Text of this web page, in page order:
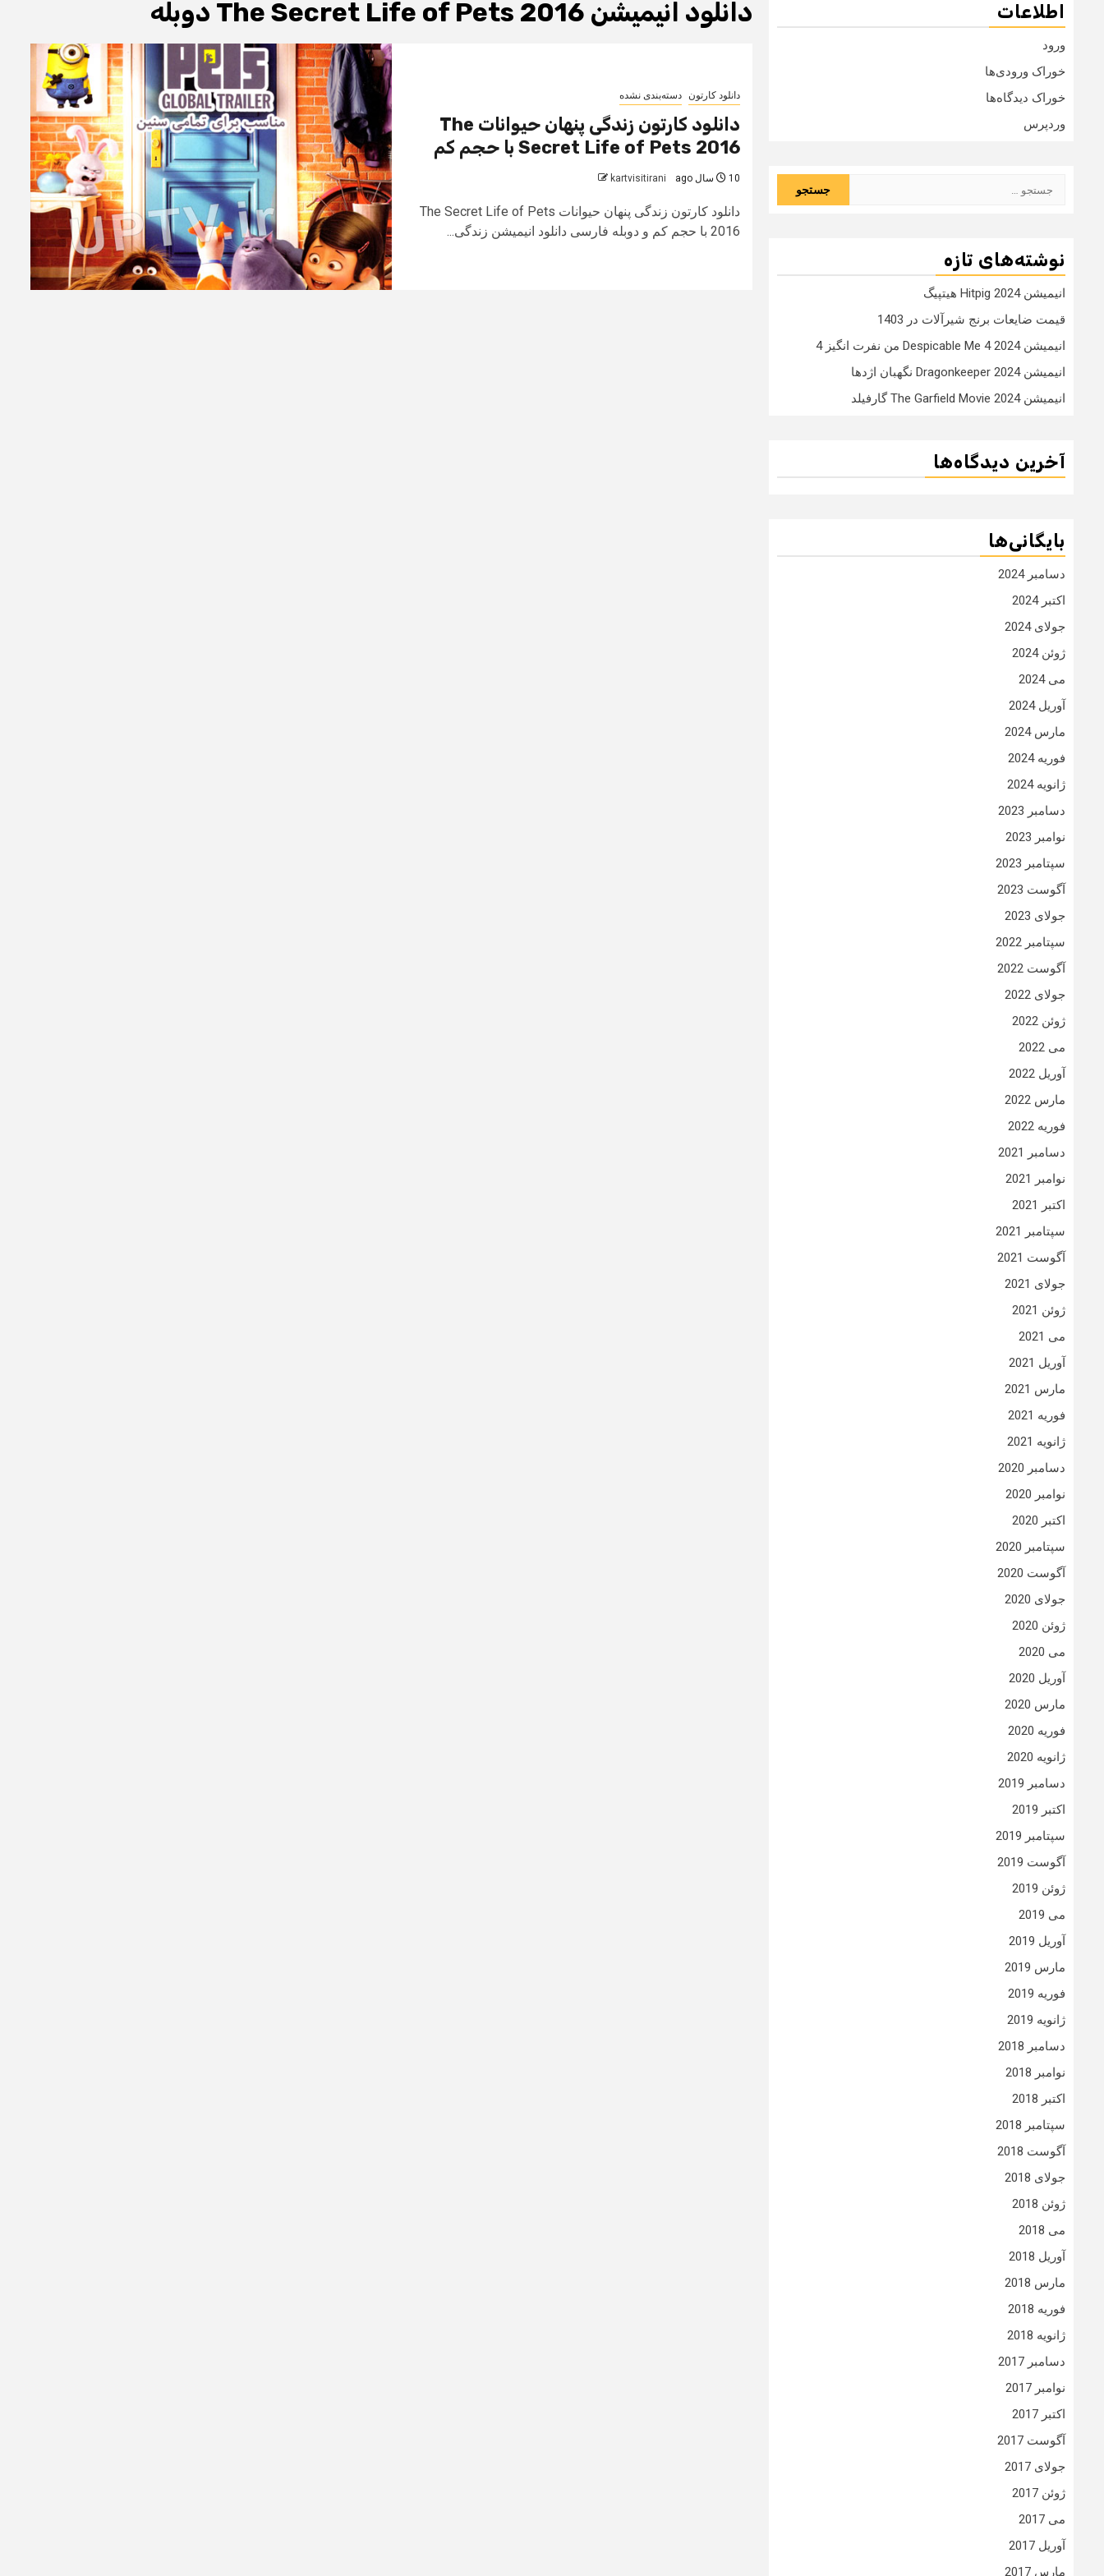
دانلود انیمیشن The Secret Life of Pets 2016 دوبله
دانلود کارتون دسته‌بندی نشده
دانلود کارتون زندگی پنهان حیوانات The
Secret Life of Pets 2016 با حجم کم
10 سال ago kartvisitirani
دانلود کارتون زندگی پنهان حیوانات The Secret Life of Pets
2016 با حجم کم و دوبله فارسی دانلود انیمیشن زندگی...
اطلاعات
ورود
خوراک ورودی‌ها
خوراک دیدگاه‌ها
وردپرس
نوشته‌های تازه
انیمیشن Hitpig 2024 هیتپیگ
قیمت ضایعات برنج شیرآلات در 1403
انیمیشن Despicable Me 4 2024 من نفرت انگیز 4
انیمیشن Dragonkeeper 2024 نگهبان اژدها
انیمیشن The Garfield Movie 2024 گارفیلد
آخرین دیدگاه‌ها
بایگانی‌ها
دسامبر 2024
اکتبر 2024
جولای 2024
ژوئن 2024
می 2024
آوریل 2024
مارس 2024
فوریه 2024
ژانویه 2024
دسامبر 2023
نوامبر 2023
سپتامبر 2023
آگوست 2023
جولای 2023
سپتامبر 2022
آگوست 2022
جولای 2022
ژوئن 2022
می 2022
آوریل 2022
مارس 2022
فوریه 2022
دسامبر 2021
نوامبر 2021
اکتبر 2021
سپتامبر 2021
آگوست 2021
جولای 2021
ژوئن 2021
می 2021
آوریل 2021
مارس 2021
فوریه 2021
ژانویه 2021
دسامبر 2020
نوامبر 2020
اکتبر 2020
سپتامبر 2020
آگوست 2020
جولای 2020
ژوئن 2020
می 2020
آوریل 2020
مارس 2020
فوریه 2020
ژانویه 2020
دسامبر 2019
اکتبر 2019
سپتامبر 2019
آگوست 2019
ژوئن 2019
می 2019
آوریل 2019
مارس 2019
فوریه 2019
ژانویه 2019
دسامبر 2018
نوامبر 2018
اکتبر 2018
سپتامبر 2018
آگوست 2018
جولای 2018
ژوئن 2018
می 2018
آوریل 2018
مارس 2018
فوریه 2018
ژانویه 2018
دسامبر 2017
نوامبر 2017
اکتبر 2017
آگوست 2017
جولای 2017
ژوئن 2017
می 2017
آوریل 2017
مارس 2017